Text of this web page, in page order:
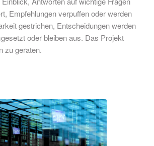
Empfehlungen verpuffen oder werden
gestrichen, Entscheidungen werden
oder bleiben aus. Das Projekt
zu geraten.